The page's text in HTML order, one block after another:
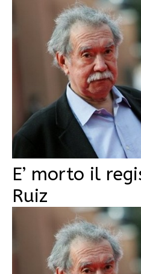
E’ morto il
Ruiz